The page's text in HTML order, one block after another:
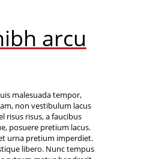
arcu
malesuada tempor,
non vestibulum lacus
risus risus, a faucibus
posuere pretium lacus.
urna pretium imperdiet.
libero. Nunc tempus